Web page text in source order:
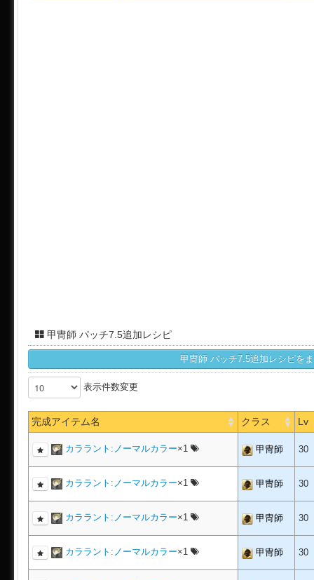
甲冑師 パッチ7.5追加レシピ
表示件数変更
完成アイテム名 クラス Lv
カララント:ノーマルカラー×1 甲冑師 30
カララント:ノーマルカラー×1 甲冑師 30
カララント:ノーマルカラー×1 甲冑師 30
カララント:ノーマルカラー×1 甲冑師 30